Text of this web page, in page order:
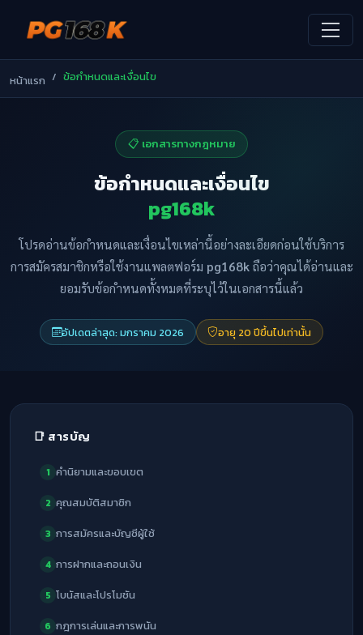
หน้าแรก ข้อกำหนดและเงื่อนไข
📋 เอกสารทางกฎหมาย
ข้อกำหนดและเงื่อนไข
pg168k
โปรดอ่านข้อกำหนดและเงื่อนไขเหล่านี้อย่างละเอียดก่อนใช้บริการ
การสมัครสมาชิกหรือใช้งานแพลตฟอร์ม pg168kถือว่าคุณได้อ่านและ
ยอมรับข้อกำหนดทั้งหมดที่ระบุไว้ในเอกสารนี้แล้ว
อัปเดตล่าสุด: มกราคม 2026 อายุ 20 ปีขึ้นไปเท่านั้น
📑 สารบัญ
1 คำนิยามและขอบเขต
2 คุณสมบัติสมาชิก
3 การสมัครและบัญชีผู้ใช้
4 การฝากและถอนเงิน
5 โบนัสและโปรโมชัน
6 กฎการเล่นและการพนัน